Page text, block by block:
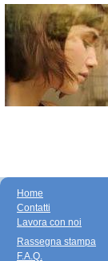
Home
Contatti
Lavora con noi
Rassegna stampa
F.A.Q.